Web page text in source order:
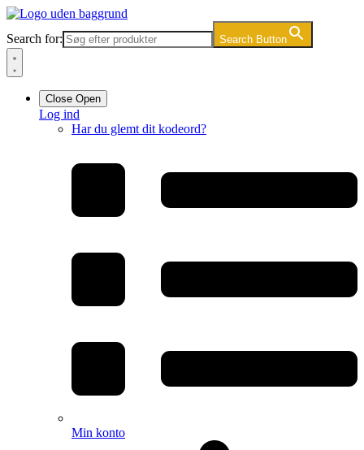
Videre
indhold
Search for: Search Button
Close Open
Log ind
Har du glemt dit kodeord?
Min konto